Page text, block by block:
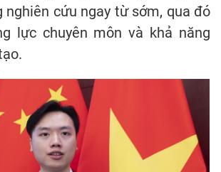
nghiên cứu ngay từ sớm, qua đó
lực chuyên môn và khả năng